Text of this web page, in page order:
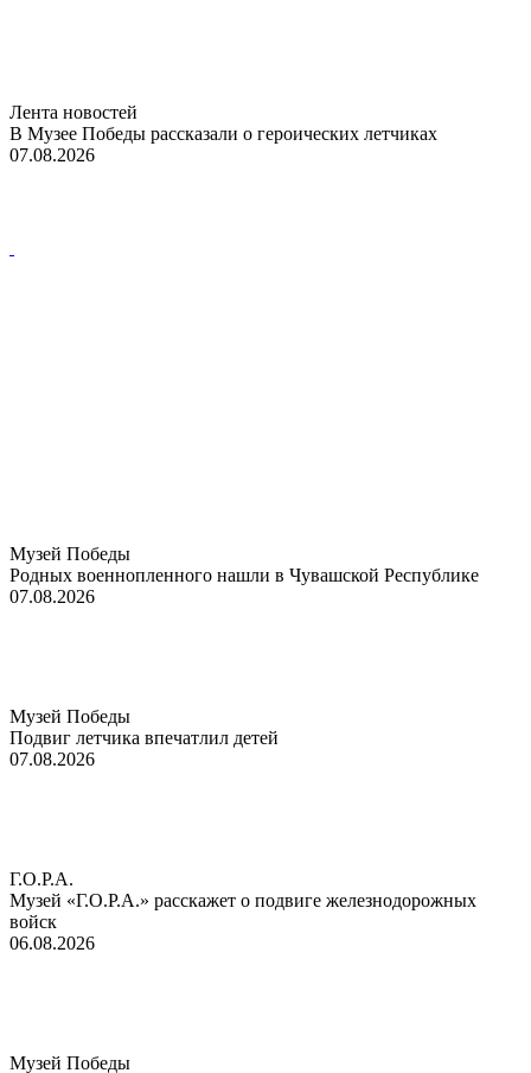
Лента новостей
В Музее Победы рассказали о героических летчиках
07.08.2026
Музей Победы
Родных военнопленного нашли в Чувашской Республике
07.08.2026
Музей Победы
Подвиг летчика впечатлил детей
07.08.2026
Г.О.Р.А.
Музей «Г.О.Р.А.» расскажет о подвиге железнодорожных
войск
06.08.2026
Музей Победы